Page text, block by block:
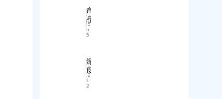
程
法
拒
绝
？
1
大
拒
绝
谈
判
实
用
A
I”
新
营
式
赋
能
外
产
品
认
证
指
南
：
阅
读
:5
6
5
深
度
解
读
阅
读
:2
1
2